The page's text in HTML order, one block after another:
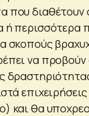
που διαθέτουν
ή περισσότερα
σκοπούς
να προβούν
και θα